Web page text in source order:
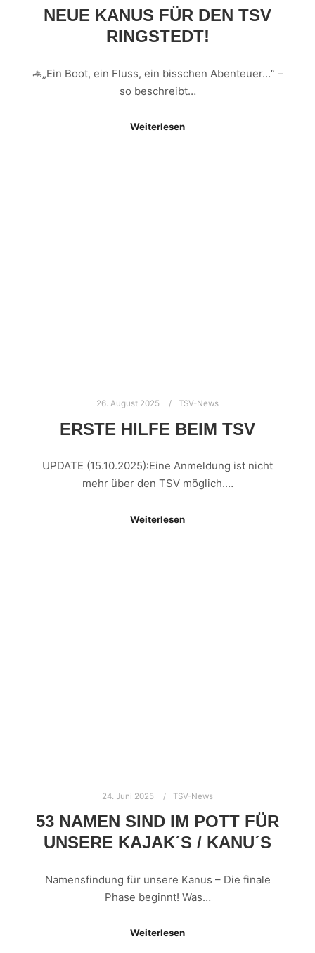
NEUE KANUS FÜR DEN TSV
RINGSTEDT!
🚣„Ein Boot, ein Fluss, ein bisschen Abenteuer…“ –
so beschreibt…
Weiterlesen
26. August 2025 TSV-News
ERSTE HILFE BEIM TSV
UPDATE (15.10.2025):Eine Anmeldung ist nicht
mehr über den TSV möglich.…
Weiterlesen
24. Juni 2025 TSV-News
53 NAMEN SIND IM POTT FÜR
UNSERE KAJAK´S / KANU´S
Namensfindung für unsere Kanus – Die finale
Phase beginnt! Was…
Weiterlesen